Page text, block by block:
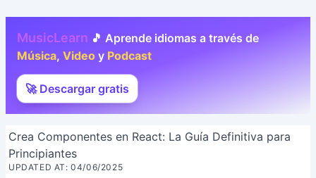
MusicLearn 🎵 Aprende idiomas a través de
Música, Video y Podcast
🚀 Descargar gratis
Crea Componentes en React: La Guía Definitiva para
Principiantes
UPDATED AT: 04/06/2025